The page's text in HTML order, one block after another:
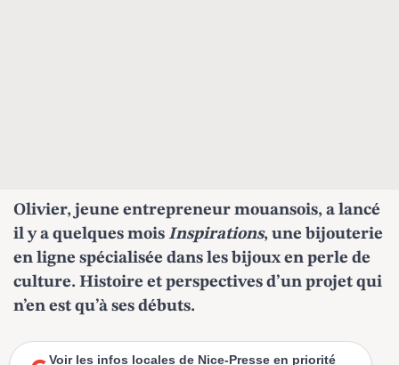
Olivier, jeune entrepreneur mouansois, a lancé
il y a quelques mois Inspirations, une bijouterie
en ligne spécialisée dans les bijoux en perle de
culture. Histoire et perspectives d’un projet qui
n’en est qu’à ses débuts.
Voir les infos locales de Nice-Presse en priorité